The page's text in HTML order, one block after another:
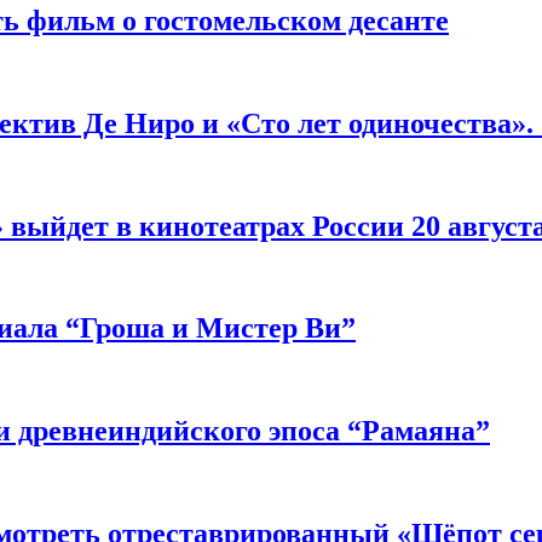
фильм о гостомельском десанте
Де Ниро и «Сто лет одиночества».
в кинотеатрах России 20
“Гроша и Мистер Ви”
эпоса “Рамаяна”
отреставрированный «Шёпот